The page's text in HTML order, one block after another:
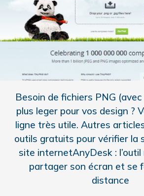
Besoin de fichiers PNG
plus leger pour vos design ?
ligne très utile. Autres
outils gratuits pour vérifier la
site internetAnyDesk : l’outil
partager son écran et se
distance